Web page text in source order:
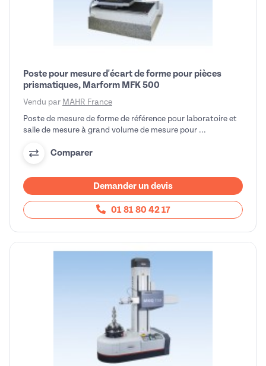
Poste pour mesure d'écart de forme pour pièces
prismatiques, Marform MFK 500
Vendu par MAHR France
Poste de mesure de forme de référence pour laboratoire et
salle de mesure à grand volume de mesure pour ...
Comparer
Demander un devis
01 81 80 42 17